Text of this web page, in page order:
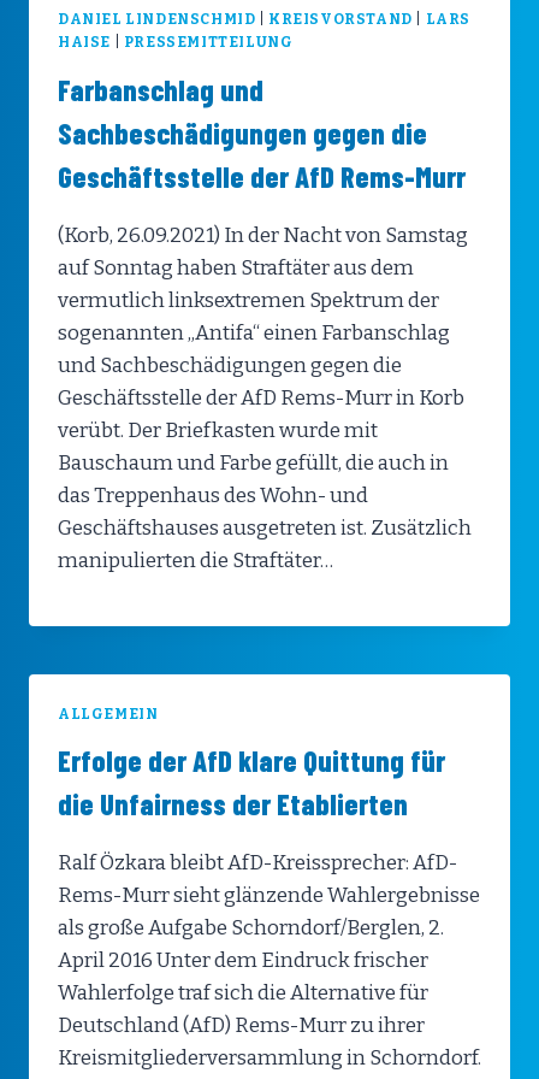
DANIEL LINDENSCHMID KREISVORSTAND
LARS
HAISE
PRESSEMITTEILUNG
Farbanschlag und
Sachbeschädigungen gegen die
Geschäftsstelle der AfD Rems-Murr
(Korb, 26.09.2021) In der Nacht von Samstag
auf Sonntag haben Straftäter aus dem
vermutlich linksextremen Spektrum der
sogenannten „Antifa“ einen Farbanschlag
und Sachbeschädigungen gegen die
Geschäftsstelle der AfD Rems-Murr in Korb
verübt. Der Briefkasten wurde mit
Bauschaum und Farbe gefüllt, die auch in
das Treppenhaus des Wohn- und
Geschäftshauses ausgetreten ist. Zusätzlich
manipulierten die Straftäter…
ALLGEMEIN
Erfolge der AfD klare Quittung für
die Unfairness der Etablierten
Ralf Özkara bleibt AfD-Kreissprecher: AfD-
Rems-Murr sieht glänzende Wahlergebnisse
als große Aufgabe Schorndorf/Berglen, 2.
April 2016 Unter dem Eindruck frischer
Wahlerfolge traf sich die Alternative für
Deutschland (AfD) Rems-Murr zu ihrer
Kreismitgliederversammlung in Schorndorf.